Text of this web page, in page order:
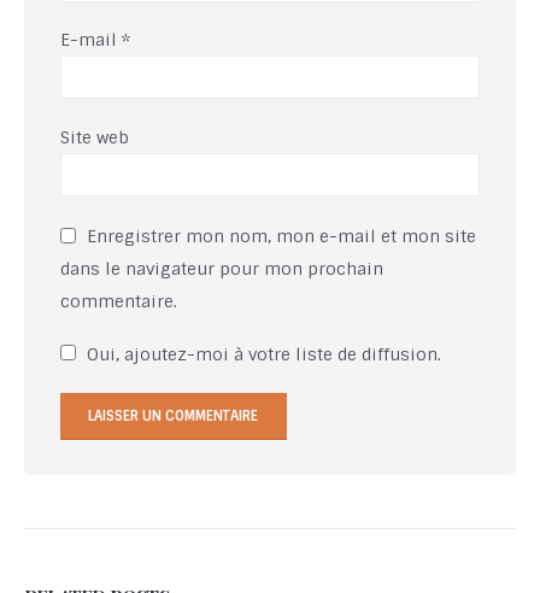
E-mail *
Site web
Enregistrer mon nom, mon e-mail et mon site
dans le navigateur pour mon prochain
commentaire.
Oui, ajoutez-moi à votre liste de diffusion.